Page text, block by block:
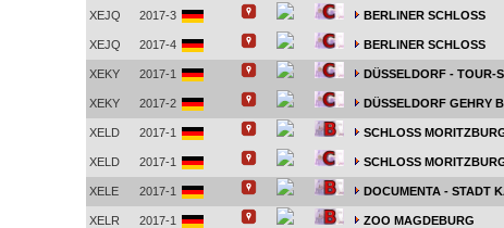
XEJQ 2017-3 BERLINER SCHLOSS
XEJQ 2017-4 BERLINER SCHLOSS
XEKY 2017-1 DÜSSELDORF - TOUR-
XEKY 2017-2 DÜSSELDORF GEHRY
XELD 2017-1 SCHLOSS
XELD 2017-1 SCHLOSS
XELE 2017-1 DOCUMENTA - STADT
XELR 2017-1 ZOO MAGDEBURG